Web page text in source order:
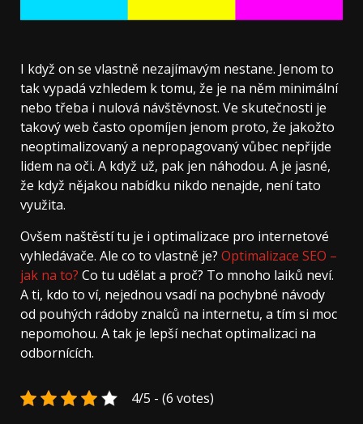
I když on se vlastně nezajímavým nestane. Jenom to
tak vypadá vzhledem k tomu, že je na něm minimální
nebo třeba i nulová návštěvnost. Ve skutečnosti je
takový web často opomíjen jenom proto, že jakožto
neoptimalizovaný a nepropagovaný vůbec nepřijde
lidem na oči. A když už, pak jen náhodou. A je jasné,
že když nějakou nabídku nikdo nenajde, není tato
využita.
Ovšem naštěstí tu je i optimalizace pro internetové
vyhledávače. Ale co to vlastně je? Optimalizace SEO –
jak na to? Co tu udělat a proč? To mnoho laiků neví.
A ti, kdo to ví, nejednou vsadí na pochybné návody
od pouhých rádoby znalců na internetu, a tím si moc
nepomohou. A tak je lepší nechat optimalizaci na
odbornících.
4/5 - (6 votes)